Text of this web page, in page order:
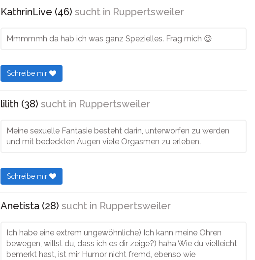
KathrinLive (46) sucht in Ruppertsweiler
Mmmmmh da hab ich was ganz Spezielles. Frag mich 😉
Schreibe mir
lilith (38) sucht in Ruppertsweiler
Meine sexuelle Fantasie besteht darin, unterworfen zu werden
und mit bedeckten Augen viele Orgasmen zu erleben.
Schreibe mir
Anetista (28) sucht in Ruppertsweiler
Ich habe eine extrem ungewöhnliche) Ich kann meine Ohren
bewegen, willst du, dass ich es dir zeige?) haha Wie du vielleicht
bemerkt hast, ist mir Humor nicht fremd, ebenso wie